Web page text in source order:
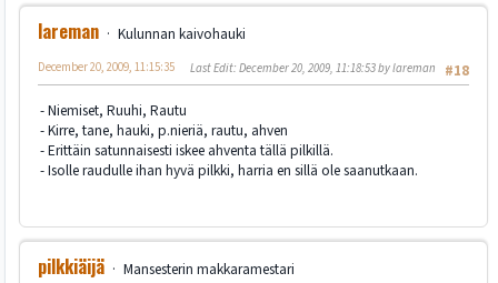
lareman
Kulunnan kaivohauki
#18
December 20, 2009, 11:15:35 Last Edit: December 20, 2009, 11:18:53 by lareman
- Niemiset, Ruuhi, Rautu
- Kirre, tane, hauki, p.nieriä, rautu, ahven
- Erittäin satunnaisesti iskee ahventa tällä pilkillä.
- Isolle raudulle ihan hyvä pilkki, harria en sillä ole saanutkaan.
pilkkiäijä
Mansesterin makkaramestari